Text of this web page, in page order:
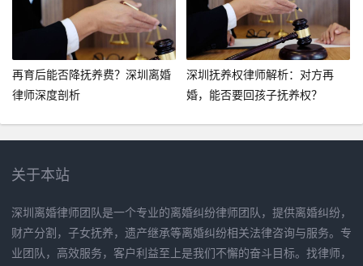
再育后能否降抚养费？深圳离婚
律师深度剖析
深圳抚养权律师解析：对方再
婚，能否要回孩子抚养权？
关于本站
深圳离婚律师团队是一个专业的离婚纠纷律师团队，提供离婚纠纷，
财产分割，子女抚养，遗产继承等离婚纠纷相关法律咨询与服务。专
业团队，高效服务，客户利益至上是我们不懈的奋斗目标。找律师，